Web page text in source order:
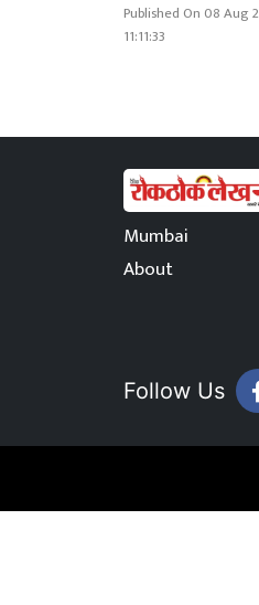
Published On 08 Aug
11:11:33
Mumbai
About